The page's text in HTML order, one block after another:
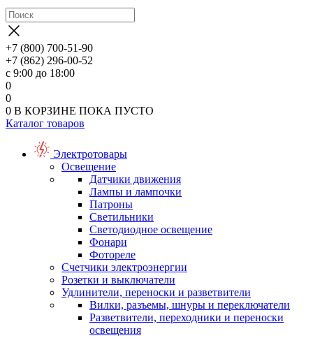
+7 (800) 700-51-90
+7 (862) 296-00-52
с 9:00 до 18:00
0
0
0 В КОРЗИНЕ ПОКА ПУСТО
Каталог товаров
Электротовары
Освещение
Датчики движения
Лампы и лампочки
Патроны
Светильники
Светодиодное освещение
Фонари
Фотореле
Счетчики электроэнергии
Розетки и выключатели
Удлинители, переноски и разветвители
Вилки, разъемы, шнуры и переключатели
Разветвители, переходники и переноски
освещения